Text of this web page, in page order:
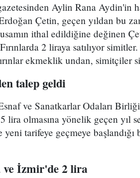
Aylin Rana Aydin'in
Çetin, geçen yıldan bu
ithal edildiğine değinen
2 liraya satılıyor
ekmeklik undan, simitçiler
talep geldi
ve Sanatkarlar Odaları
lira olmasına yönelik geçen yıl
yeni tarifeye geçmeye
İzmir'de 2 lira